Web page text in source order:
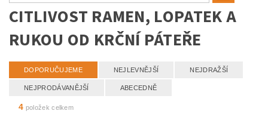
CITLIVOST RAMEN, LOPATEK A
RUKOU OD KRČNÍ PÁTEŘE
DOPORUČUJEME NEJLEVNĚJŠÍ NEJDRAŽŠÍ
NEJPRODÁVANĚJŠÍ ABECEDNĚ
4 položek celkem